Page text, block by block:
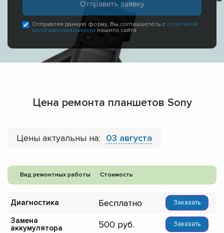
Отправляя данную форму, Вы соглашаетесь с политикой
конфиденциальности нашего сайта
Цена ремонта планшетов Sony
Цены актуальны на: 03 августа
Вид ремонтных работы Стоимость
Диагностика Бесплатно Заказать
Замена
аккумулятора
500 Заказать